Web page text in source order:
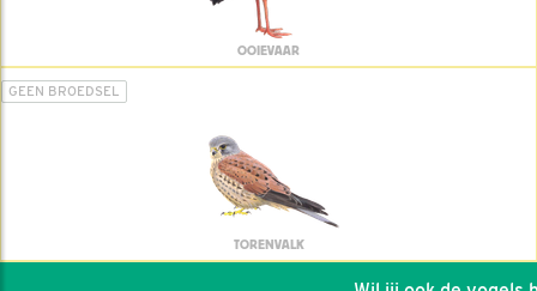
OOIEVAAR
GEEN BROEDSEL
TORENVALK